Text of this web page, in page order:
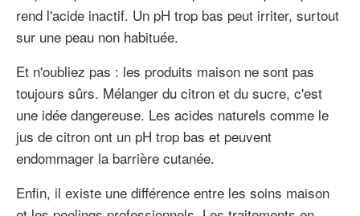
rend l'acide inactif. Un pH trop bas peut irriter, surtout
sur une peau non habituée.
Et n'oubliez pas : les produits maison ne sont pas
toujours sûrs. Mélanger du citron et du sucre, c'est
une idée dangereuse. Les acides naturels comme le
jus de citron ont un pH trop bas et peuvent
endommager la barrière cutanée.
Enfin, il existe une différence entre les soins maison